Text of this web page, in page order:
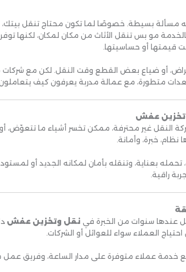
مسألة بسيطة. خصوصًا لما تكون محتاج تنقل بيتك،
مو بس تنقل الأثاث من مكان لمكان، لكنها توفر
قيمتها أو حساسيتها.
أو ضياع بعض القطع وقت النقل. لكن مع
متطورة، مع عمالة مدربة يعرفون كيف
عفش
غير محترفة، ممكن تخسر أشياء ما تتعوّض، أو
خبرة، وأمانة.
تحمله بعناية، وتنقله بأمان لمكانه الجديد أو
راقية.
عندها سنوات من الخبرة في نقل وتخزين عفش
العملاء سواء للعوائل أو الشركات.
عملاء متوفرة على مدار الساعة، وفريق